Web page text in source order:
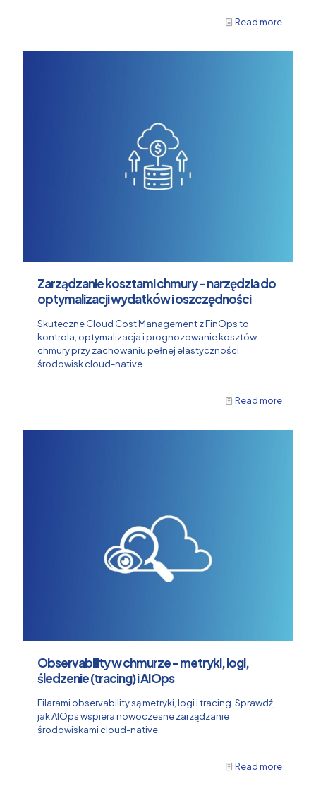
Read more
Zarządzanie kosztami chmury – narzędzia do
optymalizacji wydatków i oszczędności
Skuteczne Cloud Cost Management z FinOps to
kontrola, optymalizacja i prognozowanie kosztów
chmury przy zachowaniu pełnej elastyczności
środowisk cloud-native.
Read more
Observability w chmurze – metryki, logi,
śledzenie (tracing) i AIOps
Filarami observability są metryki, logi i tracing. Sprawdź,
jak AIOps wspiera nowoczesne zarządzanie
środowiskami cloud-native.
Read more